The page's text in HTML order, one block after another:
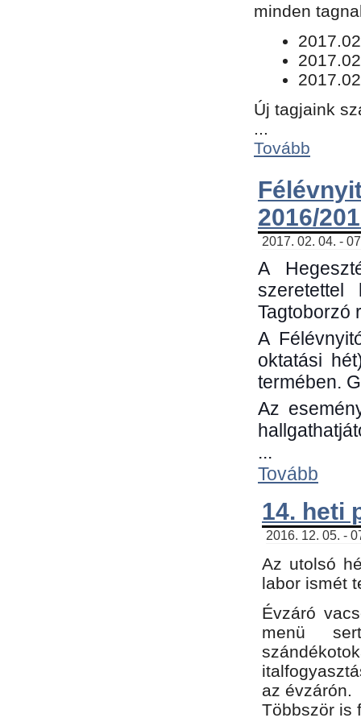
minden
Új tagjaink
...
Tovább
2016/
2017. 02. 04. -
A
Tagtoborzó
A
oktatási
termében.
Az
...
Tovább
14. heti
2016. 12. 05. -
Az utolsó
labor ismét
Évzáró
menü
az évzárón.
Többször is